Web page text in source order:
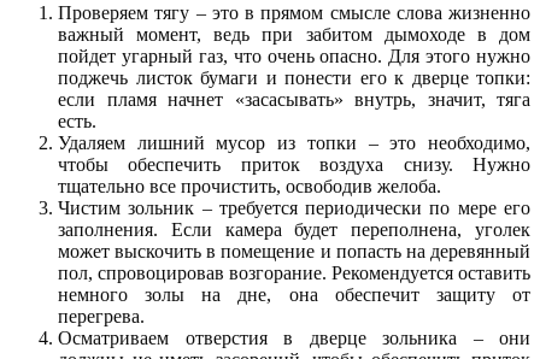
Проверяем тягу – это в прямом смысле слова жизненно
важный момент, ведь при забитом дымоходе в дом
пойдет угарный газ, что очень опасно. Для этого нужно
поджечь листок бумаги и понести его к дверце топки:
если пламя начнет «засасывать» внутрь, значит, тяга
есть.
Удаляем лишний мусор из топки – это необходимо,
чтобы обеспечить приток воздуха снизу. Нужно
тщательно все прочистить, освободив желоба.
Чистим зольник – требуется периодически по мере его
заполнения. Если камера будет переполнена, уголек
может выскочить в помещение и попасть на деревянный
пол, спровоцировав возгорание. Рекомендуется оставить
немного золы на дне, она обеспечит защиту от
перегрева.
Осматриваем отверстия в дверце зольника – они